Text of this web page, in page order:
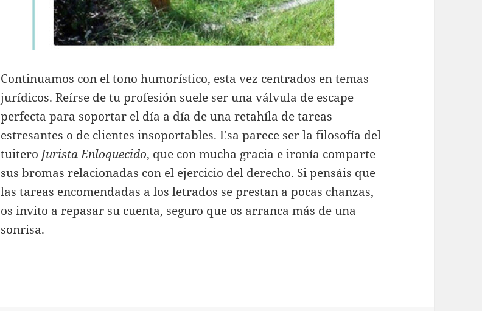
Continuamos con el tono humorístico, esta vez centrados en temas
jurídicos. Reírse de tu profesión suele ser una válvula de escape
perfecta para soportar el día a día de una retahíla de tareas
estresantes o de clientes insoportables. Esa parece ser la filosofía del
tuitero Jurista Enloquecido, que con mucha gracia e ironía comparte
sus bromas relacionadas con el ejercicio del derecho. Si pensáis que
las tareas encomendadas a los letrados se prestan a pocas chanzas,
os invito a repasar su cuenta, seguro que os arranca más de una
sonrisa.